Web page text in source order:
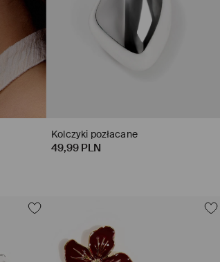
Kolczyki pozłacane
49,99 PLN